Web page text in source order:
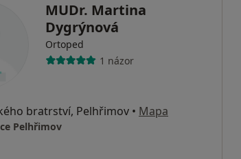
MUDr. Martina
Dygrýnová
Ortoped
1 názor
bratrství, Pelhřimov • Mapa
Pelhřimov